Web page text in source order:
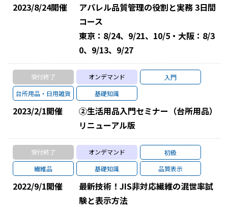
2023/8/24開催
アパレル品質管理の役割と実務 3日間
コース
東京：8/24、9/21、10/5・大阪：8/3
0、9/13、9/27
受付終了 オンデマンド
入門
台所用品・日用雑貨
基礎知識
2023/2/1開催
②生活用品入門セミナー（台所用品）
リニューアル版
受付終了 オンデマンド
初級
繊維品
基礎知識 品質表示
2022/9/1開催
最新技術！JIS非対応繊維の混世率試
験と表示方法